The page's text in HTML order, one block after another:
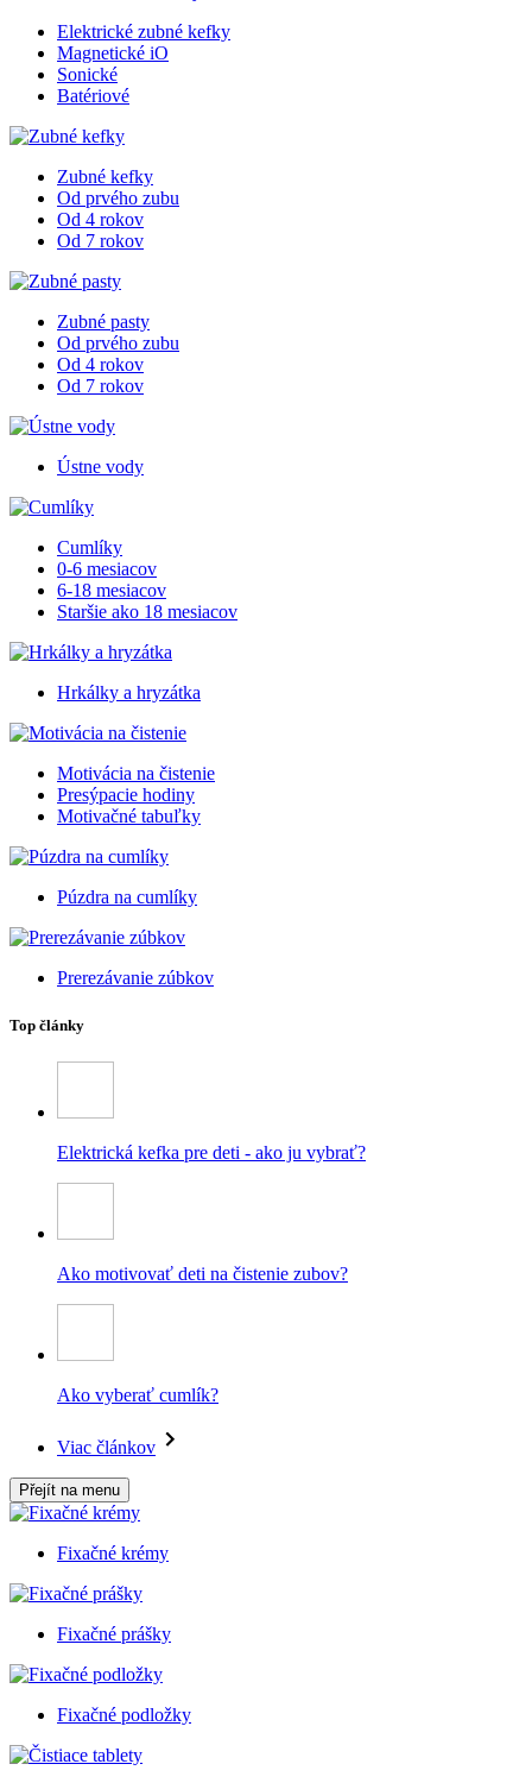
Elektrické zubné kefky
Magnetické iO
Sonické
Batériové
Zubné kefky
Od prvého zubu
Od 4 rokov
Od 7 rokov
Zubné pasty
Od prvého zubu
Od 4 rokov
Od 7 rokov
Ústne vody
Cumlíky
0-6 mesiacov
6-18 mesiacov
Staršie ako 18 mesiacov
Hrkálky a hryzátka
Motivácia na čistenie
Presýpacie hodiny
Motivačné tabuľky
Púzdra na cumlíky
Prerezávanie zúbkov
Top články
Elektrická kefka pre deti - ako ju vybrať?
Ako motivovať deti na čistenie zubov?
Ako vyberať cumlík?
Viac článkov
Přejít na menu
Fixačné krémy
Fixačné prášky
Fixačné podložky